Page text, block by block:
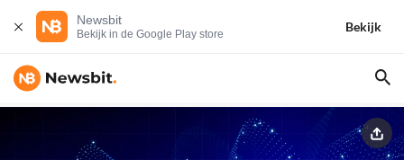
Newsbit
Bekijk in de Google Play store
Bekijk